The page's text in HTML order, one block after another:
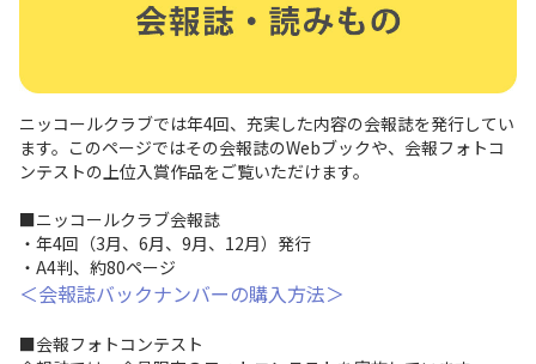
ニッコールクラブでは年4回、充実した内容の会報誌を発行してい
ます。このページではその会報誌のWebブックや、会報フォトコ
ンテストの上位入賞作品をご覧いただけます。
■ニッコールクラブ会報誌
・年4回（3月、6月、9月、12月）発行
・A4判、約80ページ
＜会報誌バックナンバーの購入方法＞
■会報フォトコンテスト